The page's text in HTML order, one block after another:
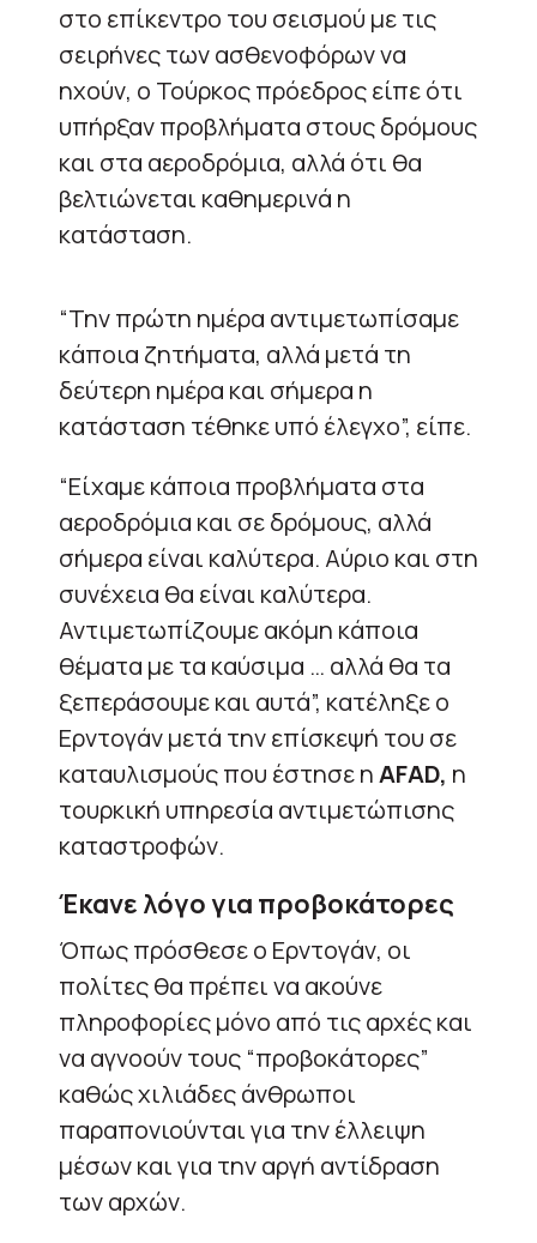
στο επίκεντρο του σεισμού με τις
σειρήνες των ασθενοφόρων να
ηχούν, ο Τούρκος πρόεδρος είπε ότι
υπήρξαν προβλήματα στους δρόμους
και στα αεροδρόμια, αλλά ότι θα
βελτιώνεται καθημερινά η
κατάσταση.
“Την πρώτη ημέρα αντιμετωπίσαμε
κάποια ζητήματα, αλλά μετά τη
δεύτερη ημέρα και σήμερα η
κατάσταση τέθηκε υπό έλεγχο”, είπε.
“Είχαμε κάποια προβλήματα στα
αεροδρόμια και σε δρόμους, αλλά
σήμερα είναι καλύτερα. Αύριο και στη
συνέχεια θα είναι καλύτερα.
Αντιμετωπίζουμε ακόμη κάποια
θέματα με τα καύσιμα … αλλά θα τα
ξεπεράσουμε και αυτά”, κατέληξε ο
Ερντογάν μετά την επίσκεψή του σε
καταυλισμούς που έστησε ηAFAD, η
τουρκική υπηρεσία αντιμετώπισης
καταστροφών.
Έκανε λόγο για προβοκάτορες
Όπως πρόσθεσε ο Ερντογάν, οι
πολίτες θα πρέπει να ακούνε
πληροφορίες μόνο από τις αρχές και
να αγνοούν τους “προβοκάτορες”
καθώς χιλιάδες άνθρωποι
παραπονιούνται για την έλλειψη
μέσων και για την αργή αντίδραση
των αρχών.